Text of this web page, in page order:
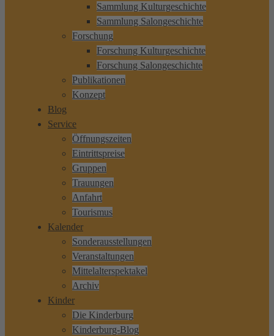
Sammlung Kulturgeschichte
Sammlung Salongeschichte
Forschung
Forschung Kulturgeschichte
Forschung Salongeschichte
Publikationen
Konzept
Blog
Service
Öffnungszeiten
Eintrittspreise
Gruppen
Trauungen
Anfahrt
Tourismus
Kalender
Sonderausstellungen
Veranstaltungen
Mittelalterspektakel
Archiv
Kinder
Die Kinderburg
Kinderburg-Blog